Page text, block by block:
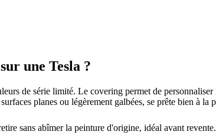
une Tesla ?
de série limité. Le covering permet de
planes ou légèrement galbées, se prête bien à
sans abîmer la peinture d'origine, idéal avant revente.